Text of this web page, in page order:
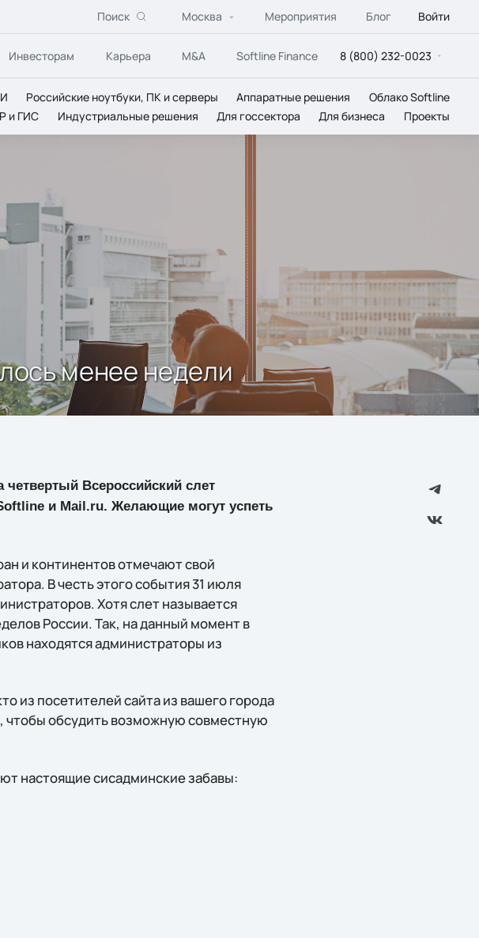
Поиск Москва Мероприятия Блог Войти
Инвесторам Карьера M&A Softline Finance 8 (800) 232-0023
Российские ноутбуки, ПК и серверы Аппаратные решения
Облако Softline
и ГИС
Индустриальные решения Для госсектора Для бизнеса Проекты
менее недели
четвертый Всероссийский слет
и Mail.ru. Желающие могут успеть
и континентов отмечают свой
В честь этого события 31 июля
Хотя слет называется
России. Так, на данный момент в
находятся администраторы из
из посетителей сайта из вашего города
чтобы обсудить возможную совместную
настоящие сисадминские забавы: